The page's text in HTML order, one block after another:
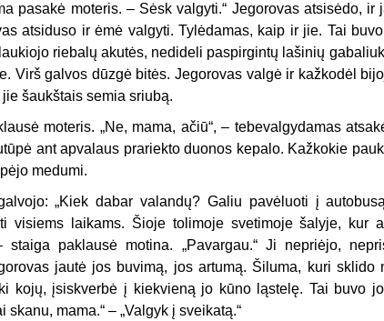
pasakė moteris. – Sėsk valgyti.“ Jegorovas atsisėdo, ir
atsiduso ir ėmė valgyti. Tylėdamas, kaip ir jie. Tai
riebalų akutės, nedideli paspirgintų lašinių
Virš galvos dūzgė bitės. Jegorovas valgė ir kažkodėl
šaukštais semia sriubą.
moteris. „Ne, mama, ačiū“, – tebevalgydamas
ant apvalaus prariekto duonos kepalo. Kažkokie
medumi.
„Kiek dabar valandų? Galiu pavėluoti į
visiems laikams. Šioje tolimoje svetimoje šalyje, kur
staiga paklausė motina. „Pavargau.“ Ji nepriėjo,
jautė jos buvimą, jos artumą. Šiluma, kuri sklido
kojų, įsiskverbė į kiekvieną jo kūno ląstelę. Tai buvo jo
skanu, mama.“ – „Valgyk į sveikatą.“